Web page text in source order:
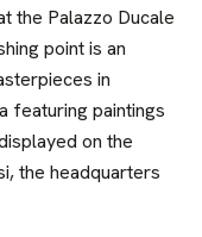
the Palazzo Ducale
point is an
in
featuring paintings
on the
the headquarters